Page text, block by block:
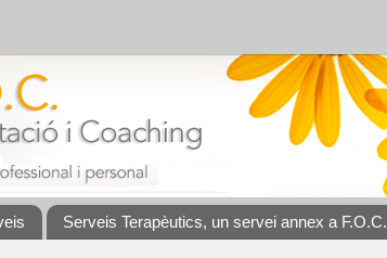
Serveis Terapèutics, un servei annex a F.O.C.